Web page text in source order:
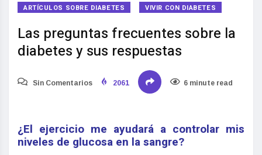
ARTÍCULOS SOBRE DIABETES VIVIR CON DIABETES
Las preguntas frecuentes sobre la
diabetes y sus respuestas
Sin Comentarios 2061 6 minute read
¿El ejercicio me ayudará a controlar mis
niveles de glucosa en la sangre?